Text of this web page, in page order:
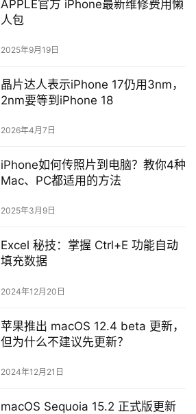
APPLE官方 iPhone最新维修费用懒
人包
2025年9月19日
晶片达人表示iPhone 17仍用3nm，
2nm要等到iPhone 18
2026年4月7日
iPhone如何传照片到电脑？教你4种
Mac、PC都适用的方法
2025年3月9日
Excel 秘技：掌握 Ctrl+E 功能自动
填充数据
2024年12月20日
苹果推出 macOS 12.4 beta 更新，
但为什么不建议先更新？
2024年12月21日
macOS Sequoia 15.2 正式版更新